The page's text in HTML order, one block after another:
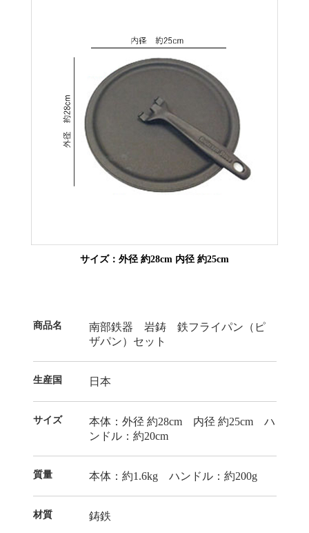
サイズ：外径 約28cm 内径 約25cm
商品名
南部鉄器 岩鋳 鉄フライパン（ピ
ザパン）セット
生産国 日本
サイズ
本体：外径 約28cm 内径 約25cm ハ
ンドル：約20cm
質量 本体：約1.6kg ハンドル：約200g
材質 鋳鉄